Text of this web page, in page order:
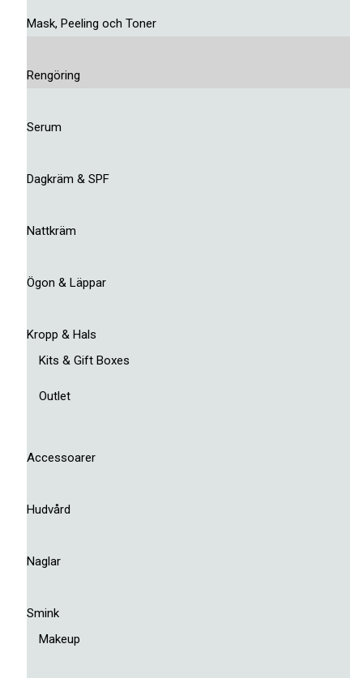
Mask, Peeling och Toner
Rengöring
Serum
Dagkräm & SPF
Nattkräm
Ögon & Läppar
Kropp & Hals
Kits & Gift Boxes
Outlet
Accessoarer
Hudvård
Naglar
Smink
Makeup